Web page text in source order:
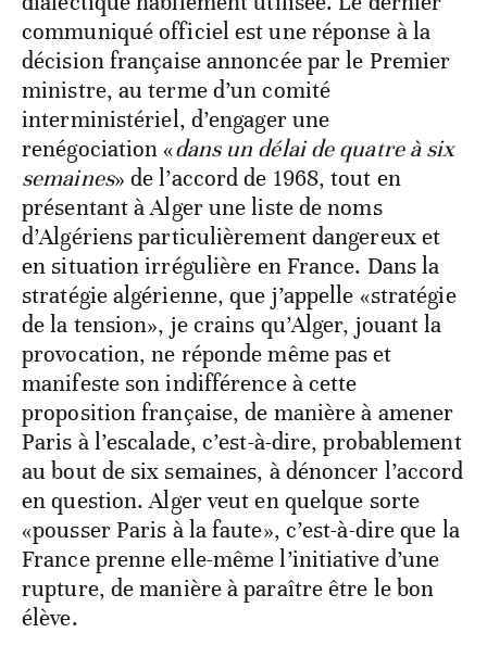
communiqué officiel est une réponse à la
décision française annoncée par le Premier
ministre, au terme d’un comité
interministériel, d’engager une
renégociation «dans un délai de quatre à six
semaines» de l’accord de 1968, tout en
présentant à Alger une liste de noms
d’Algériens particulièrement dangereux et
en situation irrégulière en France. Dans la
stratégie algérienne, que j’appelle «stratégie
de la tension», je crains qu’Alger, jouant la
provocation, ne réponde même pas et
manifeste son indifférence à cette
proposition française, de manière à amener
Paris à l’escalade, c’est-à-dire, probablement
au bout de six semaines, à dénoncer l’accord
en question. Alger veut en quelque sorte
«pousser Paris à la faute», c’est-à-dire que la
France prenne elle-même l’initiative d’une
rupture, de manière à paraître être le bon
élève.